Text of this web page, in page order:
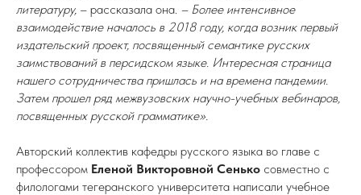
литературу, – рассказала она. – Более интенсивное
взаимодействие началось в 2018 году, когда возник первый
издательский проект, посвященный семантике русских
заимствований в персидском языке. Интересная страница
нашего сотрудничества пришлась и на времена пандемии.
Затем прошел ряд межвузовских научно-учебных вебинаров,
посвященных русской грамматике».
Авторский коллектив кафедры русского языка во главе с
профессором Еленой Викторовной Сенько совместно с
филологами тегеранского университета написали учебное